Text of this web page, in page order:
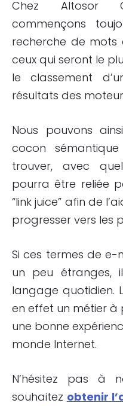
Chez Altosor
commençons
recherche de mots
ceux qui seront le
le classement
résultats des
Nous pouvons
cocon
trouver, avec
pourra être reliée
“link juice” afin de
progresser vers les
Si ces termes de
un peu étranges,
langage quotidien.
en effet un métier à
une bonne
monde Internet.
N’hésitez pas à
souhaitez obtenir